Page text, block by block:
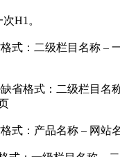
H1。
式：二级栏目名称 –
省格式：二级栏目名
式：产品名称 – 网站